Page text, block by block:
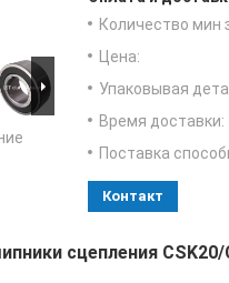
Количество мин
Цена:
Упаковывая
Время доставки:
Поставка
Контакт
сцепления CSK20/